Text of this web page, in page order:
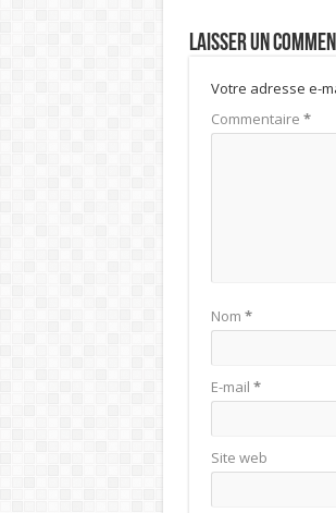
Laisser un
Votre adresse e-
Commentaire *
Nom *
E-mail *
Site web